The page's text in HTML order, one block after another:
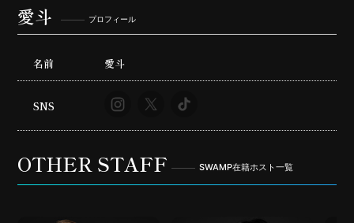
愛斗 プロフィール
名前 愛斗
SNS
OTHER STAFF SWAMP在籍ホスト一覧